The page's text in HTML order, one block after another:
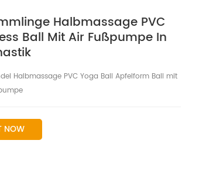
Halbmassage PVC
Ball Mit Air Fußpumpe In
Halbmassage PVC Yoga Ball Apfelform Ball mit
NOW